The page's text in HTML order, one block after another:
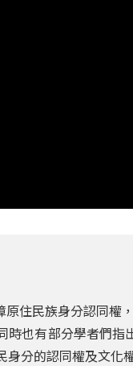
住民族身分認同權
時也有部分學者們
身分的認同權及文化